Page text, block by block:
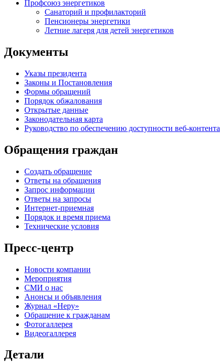
Профсоюз энергетиков
Санаторий и профилакторий
Пенсионеры энергетики
Летние лагеря для детей энергетиков
Документы
Указы президента
Законы и Постановления
Формы обращений
Порядок обжалования
Открытые данные
Законодательная карта
Руководство по обеспечению доступности веб-контента
Обращения граждан
Создать обращение
Ответы на обращения
Запрос информации
Ответы на запросы
Интернет-приемная
Порядок и время приема
Технические условия
Пресс-центр
Новости компании
Мероприятия
СМИ о нас
Анонсы и объявления
Журнал «Неру»
Обращение к гражданам
Фотогаллерея
Видеогаллерея
Детали